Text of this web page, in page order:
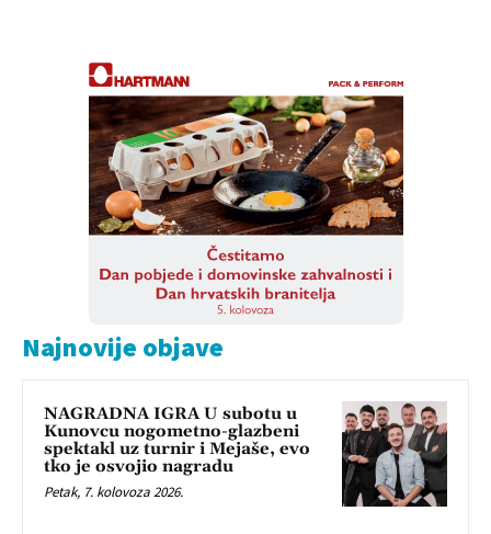
Najnovije objave
NAGRADNA IGRA U subotu u
Kunovcu nogometno-glazbeni
spektakl uz turnir i Mejaše, evo
tko je osvojio nagradu
Petak, 7. kolovoza 2026.